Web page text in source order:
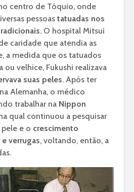
centro de Tóquio, onde
pessoas tatuadas nos
. O hospital Mitsui
caridade que atendia as
a medida que os tatuados
ou velhice, Fukushi realizava
suas peles. Após ter
Alemanha, o médico
trabalhar na Nippon
qual continuou a pesquisar
e o crescimento
verrugas, voltando, então, a